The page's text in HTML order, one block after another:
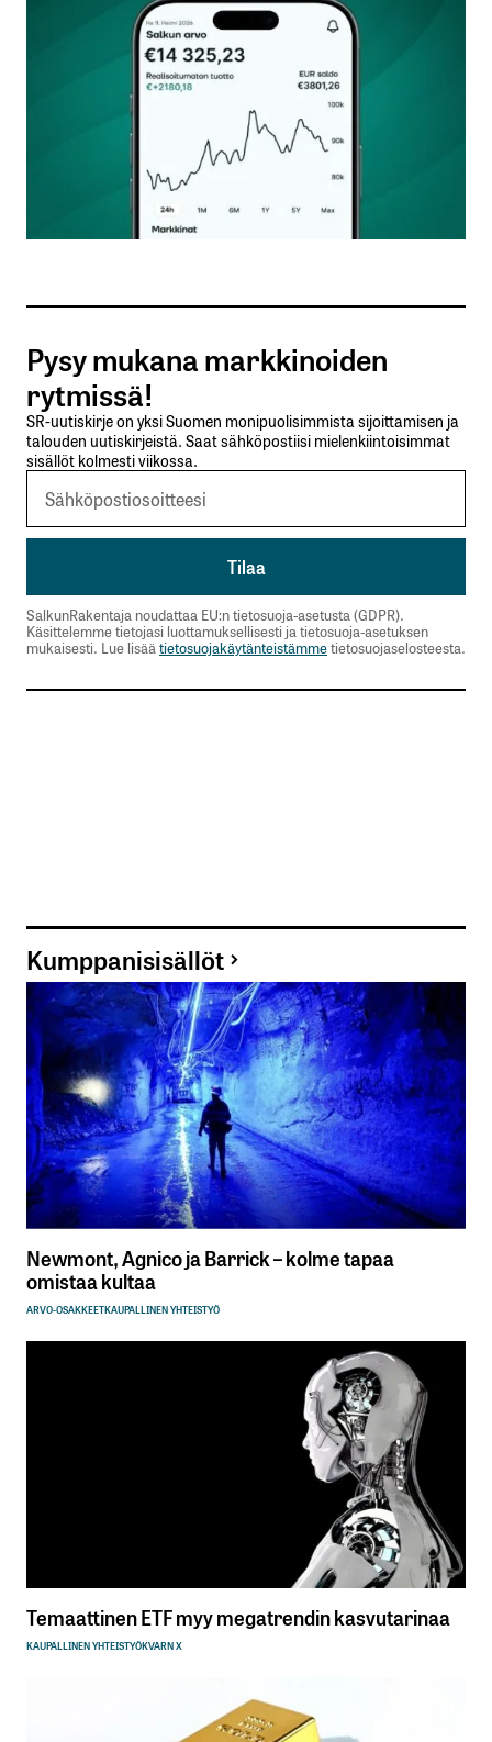
Kommentti*
Nimesi tai nimimerkkisi
Sähköpostiosoitteesi
Tilaa SalkunRakentajan uutiskirje
Lähetä kommentti
Pysy mukana markkinoiden
rytmissä!
SR-uutiskirje on yksi Suomen monipuolisimmista sijoittamisen ja
talouden uutiskirjeistä. Saat sähköpostiisi mielenkiintoisimmat
sisällöt kolmesti viikossa.
SalkunRakentaja noudattaa EU:n tietosuoja-asetusta (GDPR).
Käsittelemme tietojasi luottamuksellisesti ja tietosuoja-asetuksen
mukaisesti. Lue lisää tietosuojakäytänteistämmetietosuojaselosteesta.
Kumppanisisällöt
Newmont, Agnico ja Barrick – kolme tapaa
omistaa kultaa
ARVO-OSAKKEETKAUPALLINEN YHTEISTYÖ
Temaattinen ETF myy megatrendin kasvutarinaa
KAUPALLINEN YHTEISTYÖKVARN X